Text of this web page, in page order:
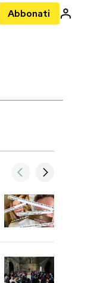
Abbonati